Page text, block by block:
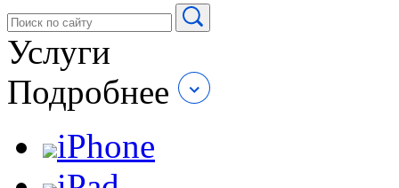
Услуги
Подробнее
iPhone